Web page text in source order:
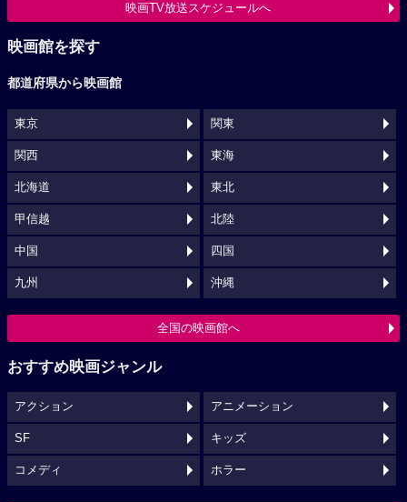
映画TV放送スケジュールへ
映画館を探す
都道府県から映画館
東京 関東
関西 東海
北海道 東北
甲信越 北陸
中国 四国
九州 沖縄
全国の映画館へ
おすすめ映画ジャンル
アクション アニメーション
SF キッズ
コメディ ホラー